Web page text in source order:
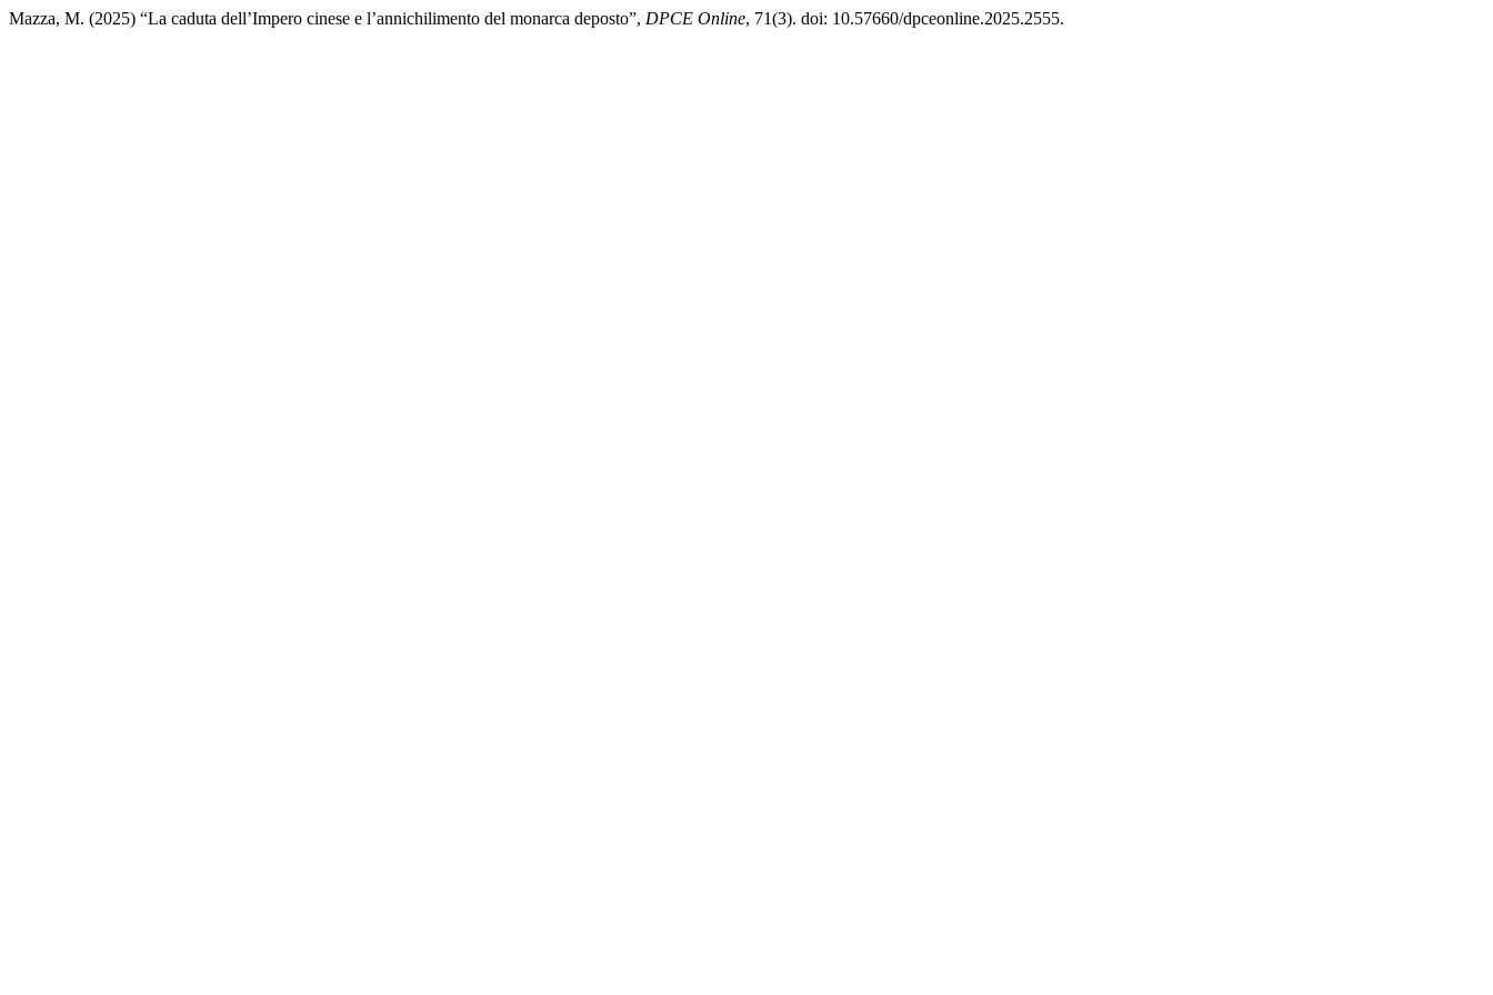
Mazza, M. (2025) “La caduta dell’Impero cinese e l’annichilimento del monarca deposto”, DPCE Online, 71(3). doi: 10.57660/dpceonline.2025.2555.